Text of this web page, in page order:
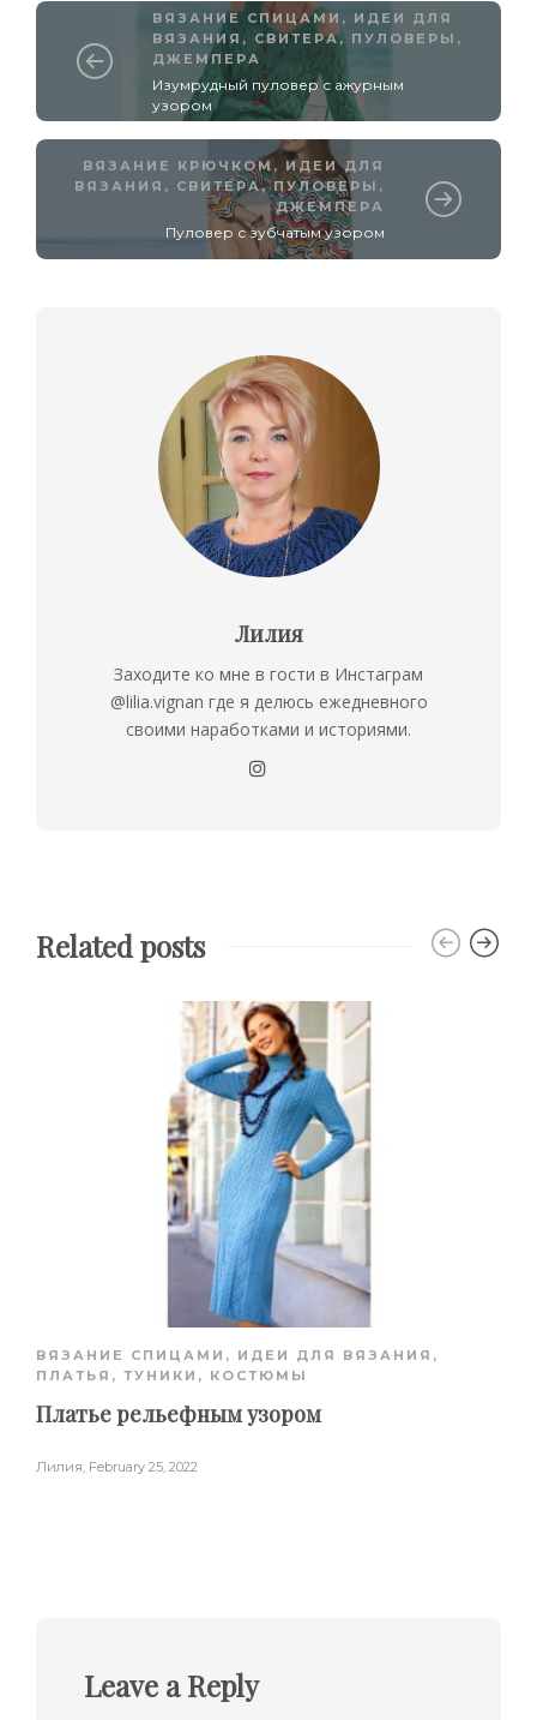
ВЯЗАНИЕ СПИЦАМИ , ИДЕИ ДЛЯ
ВЯЗАНИЯ , СВИТЕРА, ПУЛОВЕРЫ,
ДЖЕМПЕРА
Изумрудный пуловер с ажурным
узором
ВЯЗАНИЕ КРЮЧКОМ, ИДЕИ ДЛЯ
ВЯЗАНИЯ , СВИТЕРА, ПУЛОВЕРЫ,
ДЖЕМПЕРА
Пуловер с зубчатым узором
Лилия
Заходите ко мне в гости в Инстаграм
@lilia.vignan где я делюсь ежедневного
своими наработками и историями.
Related posts
ВЯЗАНИЕ СПИЦАМИ , ИДЕИ ДЛЯ ВЯЗАНИЯ ,
ПЛАТЬЯ, ТУНИКИ, КОСТЮМЫ
Платье рельефным узором
Лилия February 25, 2022
Leave a Reply